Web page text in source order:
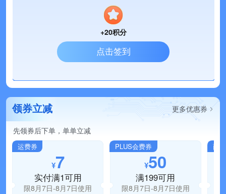
+20积分
点击签到
领券立减 更多优惠券 
先领券后下单，单单立减
运费券
¥7
实付满1可用
限8月7日-8月7日使用
PLUS会费券
¥50
满199可用
限8月7日-8月7日使用
商